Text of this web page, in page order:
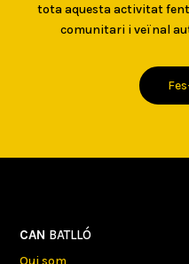
tota aquesta activitat
comunitari i veïnal
CAN BATLLÓ
Qui som